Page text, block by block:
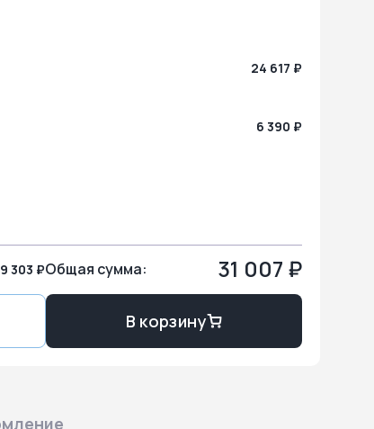
24 617 ₽
6 390 ₽
9 303 ₽Общая сумма: 31 007 ₽
В корзину